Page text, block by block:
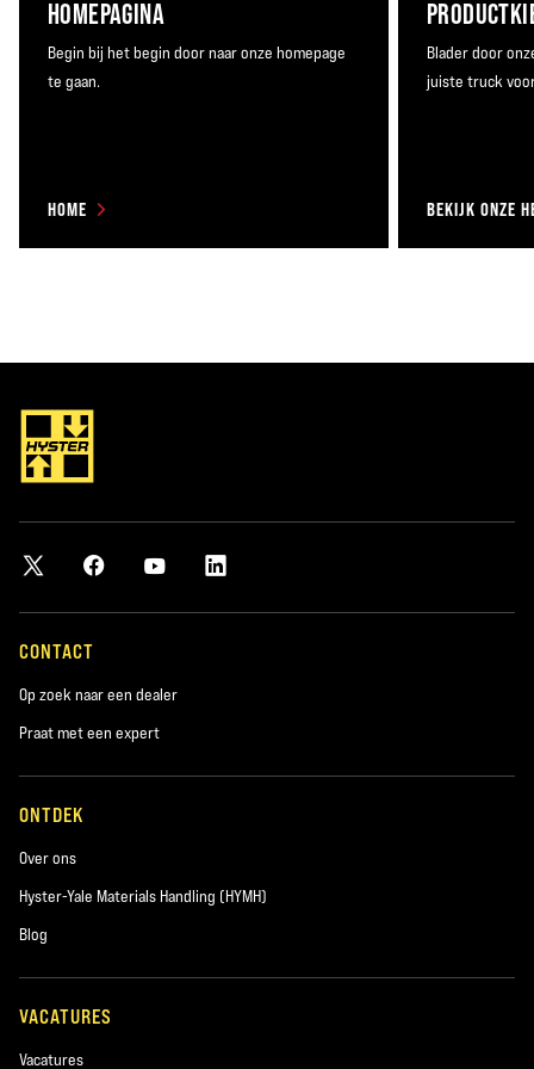
HOMEPAGINA
Begin bij het begin door naar onze homepage
te gaan.
HOME
Blader door
juiste truck
BEKIJK ONZE
CONTACT
Op zoek naar een dealer
Praat met een expert
ONTDEK
Over ons
Hyster-Yale Materials Handling (HYMH)
Blog
VACATURES
Vacatures